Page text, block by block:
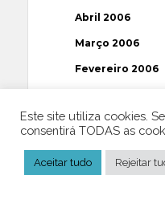
Abril 2006
Março 2006
Fevereiro 2006
Dezembro 2005
Outubro 2005
Este site utiliza cookies.
consentirá TODAS as
Aceitar tudo Rejeitar